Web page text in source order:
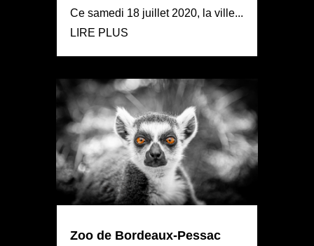
Ce samedi 18 juillet 2020, la ville...
LIRE PLUS
Zoo de Bordeaux-Pessac